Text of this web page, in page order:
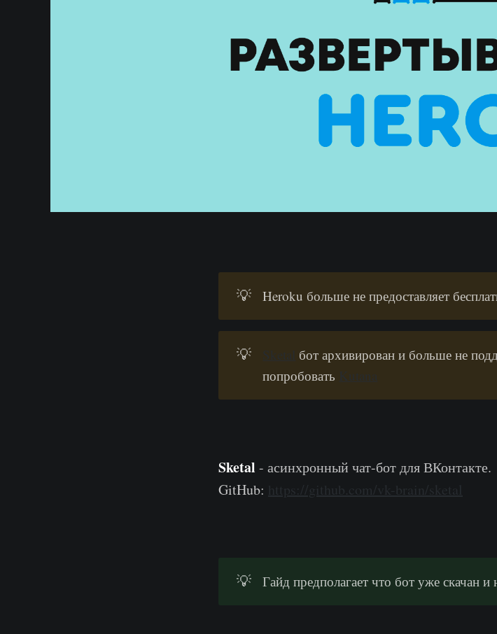
💡 Heroku больше не предоставляет
💡 Sketal бот архивирован и больше не
попробовать Kutana
Sketal - асинхронный чат-бот для ВКонтакте.
GitHub:
💡 Гайд предполагает что бот уже скачан и